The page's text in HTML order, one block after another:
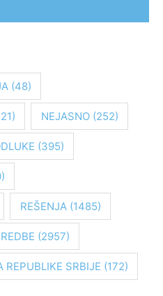
(48)
NEJASNO(252)
(395)
REŠENJA(1485)
(2957)
REPUBLIKE SRBIJE (172)